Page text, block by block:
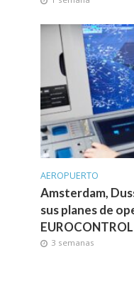
AEROPUERTO
Amsterdam,
sus planes de
EUROCONTROL
3 semanas